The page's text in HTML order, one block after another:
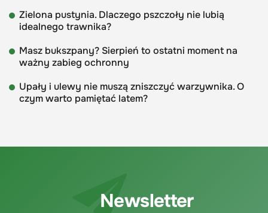
Zielona pustynia. Dlaczego pszczoły nie lubią
idealnego trawnika?
Masz bukszpany? Sierpień to ostatni moment na
ważny zabieg ochronny
Upały i ulewy nie muszą zniszczyć warzywnika. O
czym warto pamiętać latem?
Newsletter